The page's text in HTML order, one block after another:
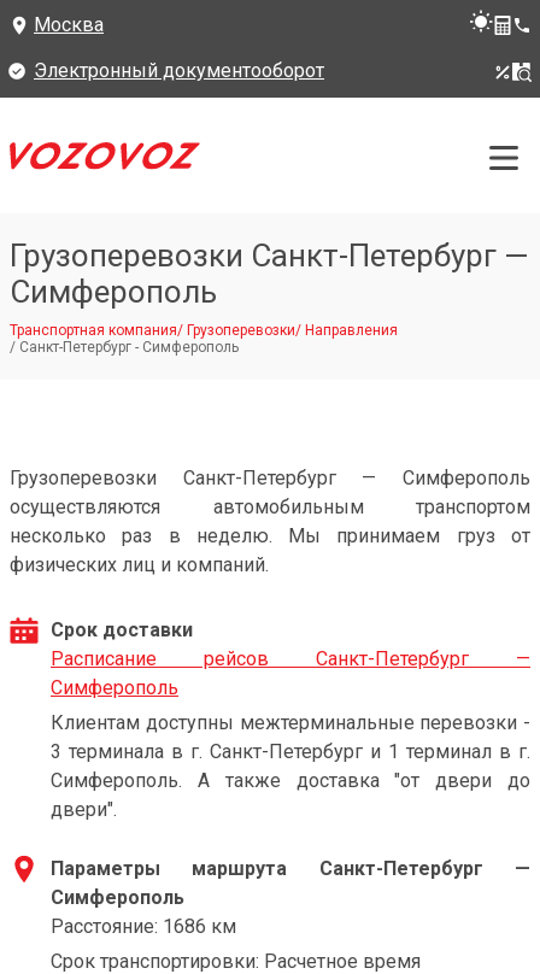
Москва
Электронный документооборот
Грузоперевозки Санкт-Петербург —
Симферополь
Транспортная компания/ Грузоперевозки/ Направления
/ Санкт-Петербург - Симферополь
Грузоперевозки Санкт-Петербург — Симферополь
осуществляются автомобильным транспортом
несколько раз в неделю. Мы принимаем груз от
физических лиц и компаний.
Срок доставки
Расписание рейсов Санкт-Петербург —
Симферополь
Клиентам доступны межтерминальные перевозки -
3 терминала в г. Санкт-Петербург и 1 терминал в г.
Симферополь. А также доставка "от двери до
двери".
Параметры маршрута Санкт-Петербург —
Симферополь
Расстояние: 1686 км
Срок транспортировки: Расчетное время